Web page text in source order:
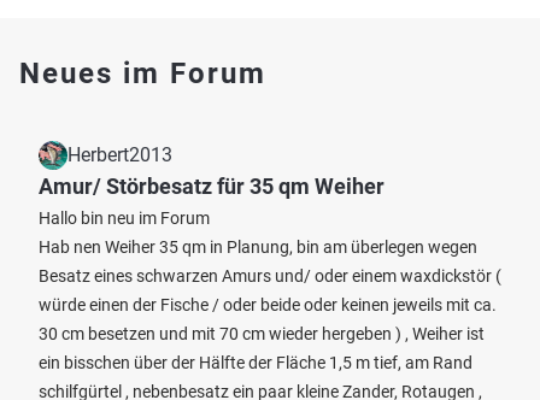
Neues im Forum
Herbert2013
Amur/ Störbesatz für 35 qm Weiher
Hallo bin neu im Forum
Hab nen Weiher 35 qm in Planung, bin am überlegen wegen
Besatz eines schwarzen Amurs und/ oder einem waxdickstör (
würde einen der Fische / oder beide oder keinen jeweils mit ca.
30 cm besetzen und mit 70 cm wieder hergeben ) , Weiher ist
ein bisschen über der Hälfte der Fläche 1,5 m tief, am Rand
schilfgürtel , nebenbesatz ein paar kleine Zander, Rotaugen ,